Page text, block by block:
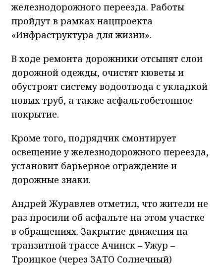
железнодорожного переезда. Работы
пройдут в рамках нацпроекта
«Инфраструктура для жизни».
В ходе ремонта дорожники отсыпят слои
дорожной одежды, очистят кюветы и
обустроят систему водоотвода с укладкой
новых труб, а также асфальтобетонное
покрытие.
Кроме того, подрядчик смонтирует
освещение у железнодорожного переезда,
установит барьерное ограждение и
дорожные знаки.
Андрей Журавлев отметил, что жители не
раз просили об асфальте на этом участке
в обращениях. Закрытие движения на
транзитной трассе Ачинск – Ужур –
Троицкое (через ЗАТО Солнечный)